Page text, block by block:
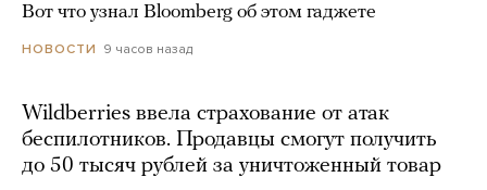
Вот что узнал Bloomberg об этом гаджете
НОВОСТИ 9 часов назад
Wildberries ввела страхование от атак
беспилотников. Продавцы смогут получить
до 50 тысяч рублей за уничтоженный товар